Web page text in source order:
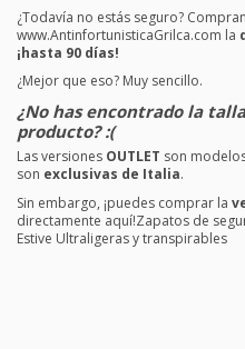
¿Todavía no estás seguro?
www.AntinfortunisticaGrilca.com la
¡hasta 90 días!
¿Mejor que eso? Muy sencillo.
¿No has encontrado la
producto? :(
Las versiones OUTLET son
son exclusivas de Italia.
Sin embargo, ¡puedes comprar la
directamente aquí!Zapatos de
Estive Ultraligeras y transpirables